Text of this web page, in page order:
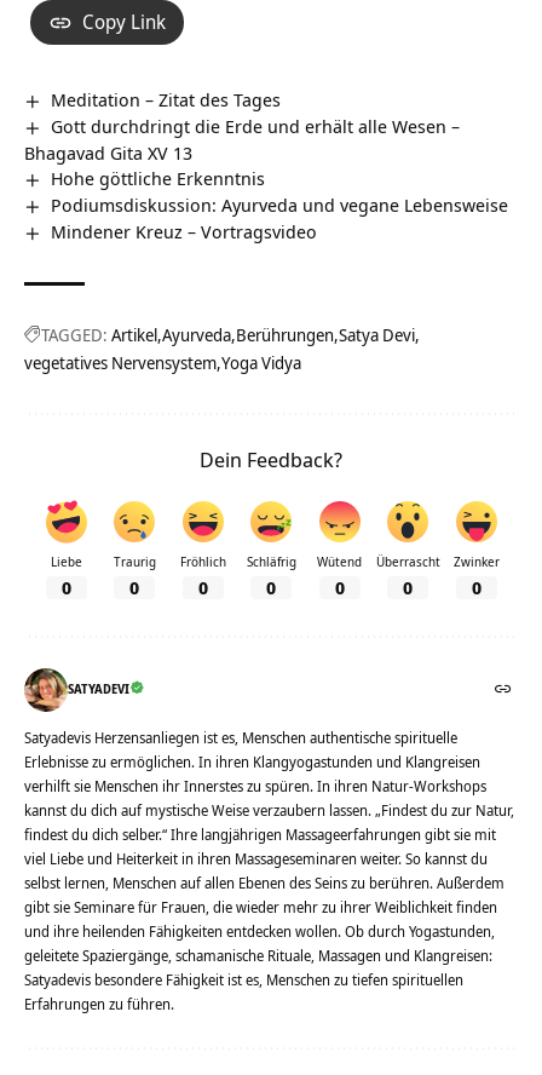
Copy Link
Meditation – Zitat des Tages
Gott durchdringt die Erde und erhält alle Wesen –
Bhagavad Gita XV 13
Hohe göttliche Erkenntnis
Podiumsdiskussion: Ayurveda und vegane Lebensweise
Mindener Kreuz‏‎ – Vortragsvideo
TAGGED: Artikel Ayurveda Berührungen Satya Devi
vegetatives Nervensystem Yoga Vidya
Dein Feedback?
Liebe
0
Traurig
0
Fröhlich
0
Schläfrig
0
Wütend
0
Überrascht
0
Zwinker
0
SATYADEVI
Satyadevis Herzensanliegen ist es, Menschen authentische spirituelle
Erlebnisse zu ermöglichen. In ihren Klangyogastunden und Klangreisen
verhilft sie Menschen ihr Innerstes zu spüren. In ihren Natur-Workshops
kannst du dich auf mystische Weise verzaubern lassen. „Findest du zur Natur,
findest du dich selber.“ Ihre langjährigen Massageerfahrungen gibt sie mit
viel Liebe und Heiterkeit in ihren Massageseminaren weiter. So kannst du
selbst lernen, Menschen auf allen Ebenen des Seins zu berühren. Außerdem
gibt sie Seminare für Frauen, die wieder mehr zu ihrer Weiblichkeit finden
und ihre heilenden Fähigkeiten entdecken wollen. Ob durch Yogastunden,
geleitete Spaziergänge, schamanische Rituale, Massagen und Klangreisen:
Satyadevis besondere Fähigkeit ist es, Menschen zu tiefen spirituellen
Erfahrungen zu führen.